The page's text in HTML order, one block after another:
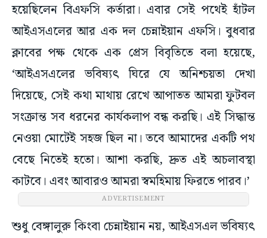
হয়েছিলেন বিএফসি কর্তারা। এবার সেই পথেই হাঁটল
আইএসএলের আর এক দল চেন্নাইয়ান এফসি। বুধবার
ক্লাবের পক্ষ থেকে এক প্রেস বিবৃতিতে বলা হয়েছে,
‘আইএসএলের ভবিষ্যৎ ঘিরে যে অনিশ্চয়তা দেখা
দিয়েছে, সেই কথা মাথায় রেখে আপাতত আমরা ফুটবল
সংক্রান্ত সব ধরনের কার্যকলাপ বন্ধ করছি। এই সিদ্ধান্ত
নেওয়া মোটেই সহজ ছিল না। তবে আমাদের একটি পথ
বেছে নিতেই হতো। আশা করছি, দ্রুত এই অচলাবস্থা
কাটবে। এবং আবারও আমরা স্বমহিমায় ফিরতে পারব।’
ADVERTISEMENT
শুধু বেঙ্গালুরু কিংবা চেন্নাইয়ান নয়, আইএসএল ভবিষ্যৎ